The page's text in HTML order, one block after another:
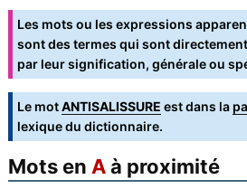
Les mots ou les expressions
sont des termes qui sont
par leur signification, générale ou
Le motANTISALISSURE est dans la
lexique du dictionnaire.
Mots en Aà proximité